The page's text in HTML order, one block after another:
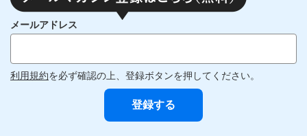
メールアドレス
利用規約を必ず確認の上、登録ボタンを押してください。